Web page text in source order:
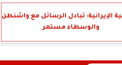
الإيرانية: تبادل الرسائل مع واشنطن
والوسطاء مستمر